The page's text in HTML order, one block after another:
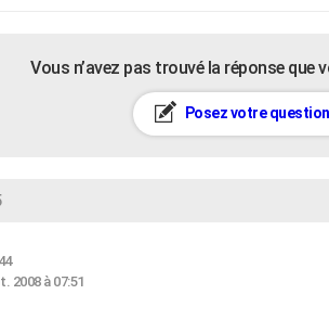
Vous n’avez pas trouvé la réponse que
Posez votre question
2008 à 07:51